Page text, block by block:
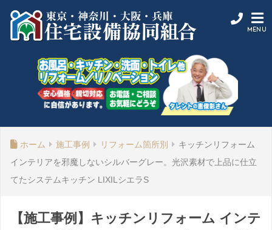
ホーム 施工事例 リフォーム箇所別
キッチンリフォーム
インテリアを邪魔しないシルバーグレー。光沢素材で上品に仕立
てたシステムキッチン LIXILシエラS
【施工事例】キッチンリフォーム インテ